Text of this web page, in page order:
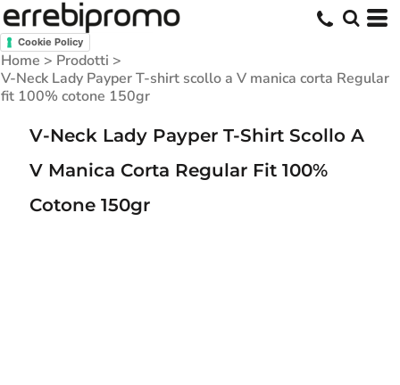
Cookie Policy
Home > Prodotti >
V-Neck Lady Payper T-shirt scollo a V manica corta Regular
fit 100% cotone 150gr
V-Neck Lady Payper T-Shirt Scollo A
V Manica Corta Regular Fit 100%
Cotone 150gr